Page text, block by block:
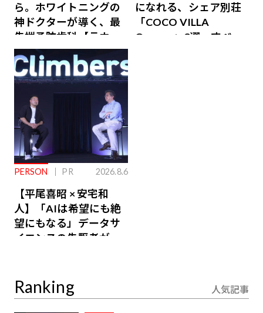
ら。ホワイトニングの
神ドクターが導く、最
先端予防歯科【ラウン
ジ会員特典あり】
になれる、シェア別荘
「COCO VILLA
Owners」3選。すべて
PERSON PR 2026.8.6
【平尾喜昭 × 安宅和
人】「AIは希望にも絶
望にもなる」データサ
イエンスの先駆者が語
Ranking 人気記事